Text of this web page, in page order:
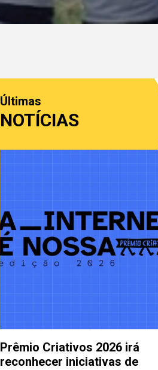
Últimas
NOTÍCIAS
Prêmio Criativos 2026 irá
reconhecer iniciativas de